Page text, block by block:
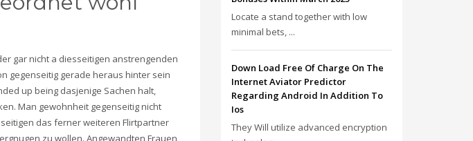
gar nicht a diesseitigen anstrengenden
gegenseitig gerade heraus hinter sein
up being dasjenige Sachen halt,
Man gewohnheit gegenseitig nicht
das ferner weiteren Flirtpartner
zu wollen. Angewandten Frauen
Locate a stand together with low
minimal bets, ...
Down Load Free Of Charge On The
Internet Aviator Predictor
Regarding Android In Addition To
Ios
They Will utilize advanced encryption